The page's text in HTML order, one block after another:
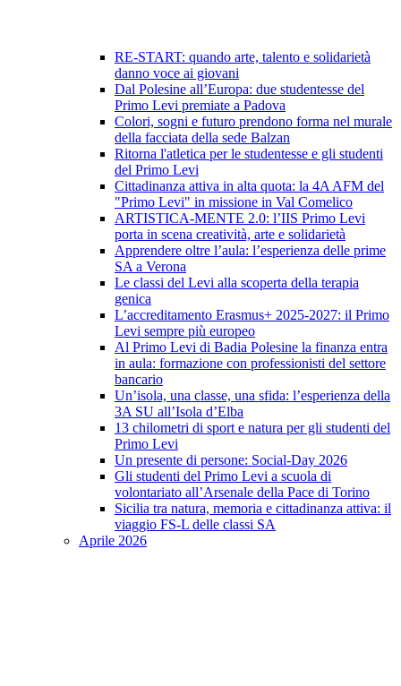
RE-START: quando arte, talento e solidarietà
danno voce ai giovani
Dal Polesine all’Europa: due studentesse del
Primo Levi premiate a Padova
Colori, sogni e futuro prendono forma nel murale
della facciata della sede Balzan
Ritorna l'atletica per le studentesse e gli studenti
del Primo Levi
Cittadinanza attiva in alta quota: la 4A AFM del
"Primo Levi" in missione in Val Comelico
ARTISTICA-MENTE 2.0: l’IIS Primo Levi
porta in scena creatività, arte e solidarietà
Apprendere oltre l’aula: l’esperienza delle prime
SA a Verona
Le classi del Levi alla scoperta della terapia
genica
L’accreditamento Erasmus+ 2025-2027: il Primo
Levi sempre più europeo
Al Primo Levi di Badia Polesine la finanza entra
in aula: formazione con professionisti del settore
bancario
Un’isola, una classe, una sfida: l’esperienza della
3A SU all’Isola d’Elba
13 chilometri di sport e natura per gli studenti del
Primo Levi
Un presente di persone: Social-Day 2026
Gli studenti del Primo Levi a scuola di
volontariato all’Arsenale della Pace di Torino
Sicilia tra natura, memoria e cittadinanza attiva: il
viaggio FS-L delle classi SA
Aprile 2026